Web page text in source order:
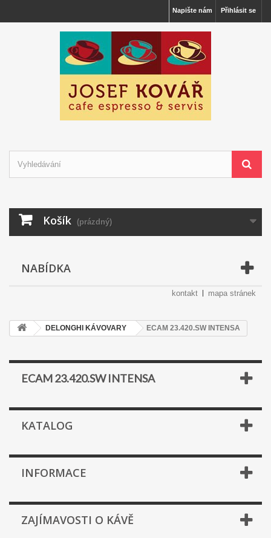
Přihlásit se
Napište nám
Košík (prázdný)
NABÍDKA
kontakt mapa stránek
DELONGHI KÁVOVARY ECAM 23.420.SW INTENSA
ECAM 23.420.SW INTENSA
KATALOG
INFORMACE
ZAJÍMAVOSTI O KÁVĚ